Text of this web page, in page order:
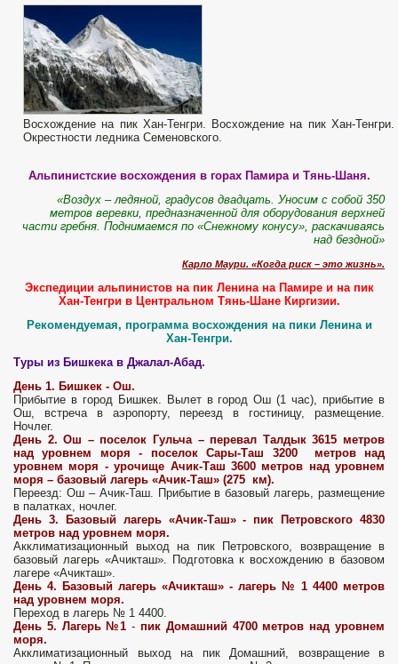
Восхождение на пик Хан-Тенгри. Восхождение на пик Хан-Тенгри.
Окрестности ледника Семеновского.
Альпинистские восхождения в горах Памира и Тянь-Шаня.
«Воздух – ледяной, градусов двадцать. Уносим с собой 350
метров веревки, предназначенной для оборудования верхней
части гребня. Поднимаемся по «Снежному конусу», раскачиваясь
над бездной»
Карло Маури. «Когда риск – это жизнь».
Экспедиции альпинистов на пик Ленина на Памире и на пик
Хан-Тенгри в Центральном Тянь-Шане Киргизии.
Рекомендуемая, программа восхождения на пики Ленина и
Хан-Тенгри.
Туры из Бишкека в Джалал-Абад.
День 1. Бишкек - Ош.
Прибытие в город Бишкек. Вылет в город Ош (1 час), прибытие в
Ош, встреча в аэропорту, переезд в гостиницу, размещение.
Ночлег.
День 2. Ош – поселок Гульча – перевал Талдык 3615 метров
над уровнем моря - поселок Сары-Таш 3200 метров над
уровнем моря - урочище Ачик-Таш 3600 метров над уровнем
моря – базовый лагерь «Ачик-Таш» (275 км).
Переезд: Ош – Ачик-Таш. Прибытие в базовый лагерь, размещение
в палатках, ночлег.
День 3. Базовый лагерь «Ачик-Таш» - пик Петровского 4830
метров над уровнем моря.
Акклиматизационный выход на пик Петровского, возвращение в
базовый лагерь «Ачикташ». Подготовка к восхождению в базовом
лагере «Ачикташ».
День 4. Базовый лагерь «Ачикташ» - лагерь № 1 4400 метров
над уровнем моря.
Переход в лагерь № 1 4400.
День 5. Лагерь №1 - пик Домашний 4700 метров над уровнем
моря.
Акклиматизационный выход на пик Домашний, возвращение в